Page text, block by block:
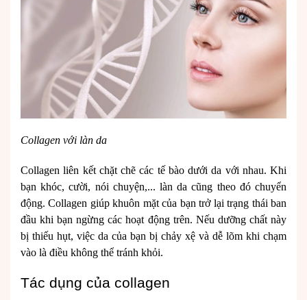
Collagen với làn da
Collagen liên kết chặt chẽ các tế bào dưới da với nhau. Khi
bạn khóc, cười, nói chuyện,... làn da cũng theo đó chuyển
động. Collagen giúp khuôn mặt của bạn trở lại trạng thái ban
đầu khi bạn ngừng các hoạt động trên. Nếu dưỡng chất này
bị thiếu hụt, việc da của bạn bị chảy xệ và dễ lõm khi chạm
vào là điều không thể tránh khỏi.
Tác dụng của collagen